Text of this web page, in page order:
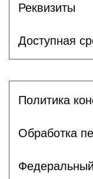
Реквизиты
Доступная
Политика
Обработка